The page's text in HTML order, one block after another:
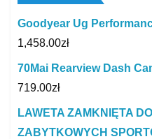
Goodyear Ug
1,458.00zł
70Mai Rearview Dash
719.00zł
LAWETA ZAMKNIĘTA
ZABYTKOWYCH